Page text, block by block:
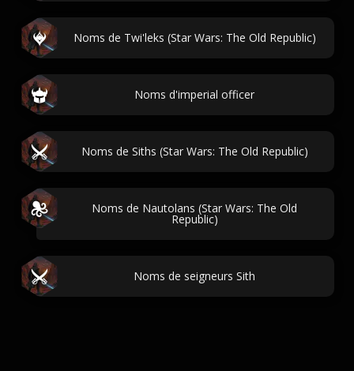
Noms de Twi'leks (Star Wars: The Old Republic)
Noms d'imperial officer
Noms de Siths (Star Wars: The Old Republic)
Noms de Nautolans (Star Wars: The Old
Republic)
Noms de seigneurs Sith